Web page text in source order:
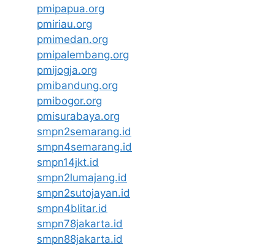
pmipapua.org
pmiriau.org
pmimedan.org
pmipalembang.org
pmijogja.org
pmibandung.org
pmibogor.org
pmisurabaya.org
smpn2semarang.id
smpn4semarang.id
smpn14jkt.id
smpn2lumajang.id
smpn2sutojayan.id
smpn4blitar.id
smpn78jakarta.id
smpn88jakarta.id